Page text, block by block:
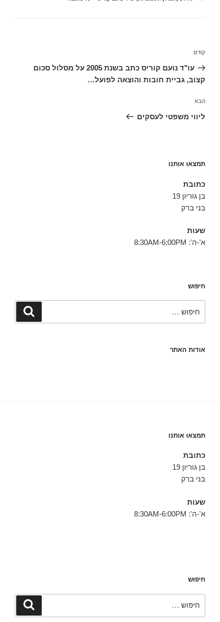
הפוסט
הקודם
קודם
עו"ד נועם קוריס כתב בשנת 2005 על מסלול סכום
קצוב, גביית חובות והוצאה לפועל…
הפוסט
הבא
הבא
ליווי משפטי לעסקים
תמצאו אותנו
כתובת
בן גוריון 19
בני ברק
שעות
א'-ה': 8:30AM-6:00PM
חיפוש
חיפוש
אודות האתר
תמצאו אותנו
כתובת
בן גוריון 19
בני ברק
שעות
א'-ה': 8:30AM-6:00PM
חיפוש
חיפוש